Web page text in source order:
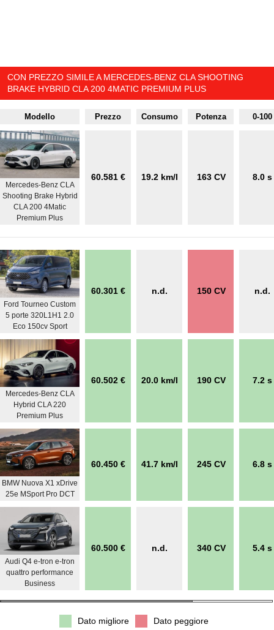
CON PREZZO SIMILE A MERCEDES-BENZ CLA SHOOTING
BRAKE HYBRID CLA 200 4MATIC PREMIUM PLUS
Modello Prezzo Consumo Potenza 0-100
Mercedes-Benz CLA
Shooting Brake Hybrid
CLA 200 4Matic
Premium Plus
60.581 € 19.2 km/l 163 CV 8.0 s
Ford Tourneo Custom
5 porte 320L1H1 2.0
Eco 150cv Sport
60.301 € n.d. 150 CV n.d.
Mercedes-Benz CLA
Hybrid CLA 220
Premium Plus
60.502 € 20.0 km/l 190 CV 7.2 s
BMW Nuova X1 xDrive
25e MSport Pro DCT
60.450 € 41.7 km/l 245 CV 6.8 s
Audi Q4 e-tron e-tron
quattro performance
Business
60.500 € n.d. 340 CV 5.4 s
Dato migliore Dato peggiore